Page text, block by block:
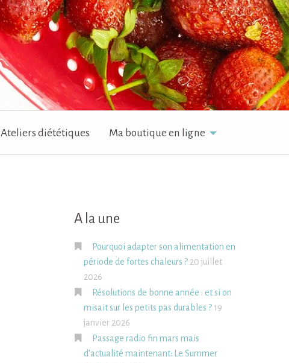
Ateliers diététiques Ma boutique en ligne
A la une
Pourquoi adapter son alimentation en
période de fortes chaleurs ? 20 juillet
2026
Résolutions de bonne année : et si on
misait sur les petits pas durables ? 19
janvier 2026
Passage radio fin mars mais
d’actualité maintenant: Le Summer